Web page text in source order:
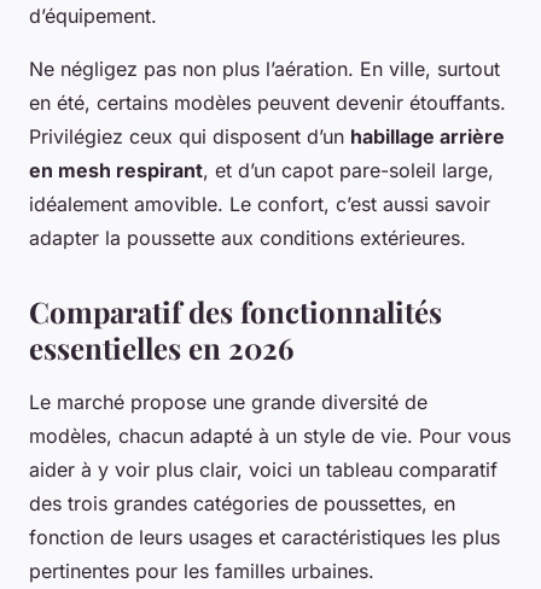
d’équipement.
Ne négligez pas non plus l’aération. En ville, surtout
en été, certains modèles peuvent devenir étouffants.
Privilégiez ceux qui disposent d’un habillage arrière
en mesh respirant, et d’un capot pare-soleil large,
idéalement amovible. Le confort, c’est aussi savoir
adapter la poussette aux conditions extérieures.
Comparatif des fonctionnalités
essentielles en 2026
Le marché propose une grande diversité de
modèles, chacun adapté à un style de vie. Pour vous
aider à y voir plus clair, voici un tableau comparatif
des trois grandes catégories de poussettes, en
fonction de leurs usages et caractéristiques les plus
pertinentes pour les familles urbaines.